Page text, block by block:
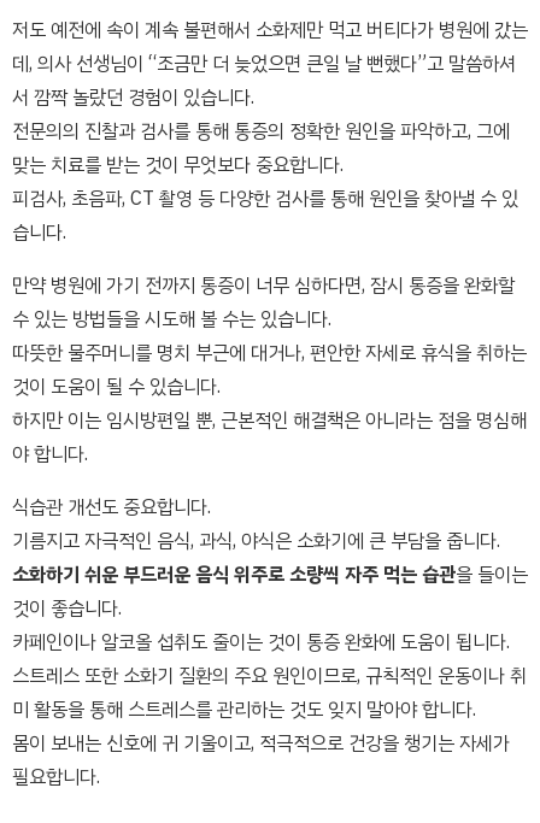
저도 예전에 속이 계속 불편해서 소화제만 먹고 버티다가 병원에 갔는
데, 의사 선생님이 “조금만 더 늦었으면 큰일 날 뻔했다”고 말씀하셔
서 깜짝 놀랐던 경험이 있습니다.
전문의의 진찰과 검사를 통해 통증의 정확한 원인을 파악하고, 그에
맞는 치료를 받는 것이 무엇보다 중요합니다.
피검사, 초음파, CT 촬영 등 다양한 검사를 통해 원인을 찾아낼 수 있
습니다.
만약 병원에 가기 전까지 통증이 너무 심하다면, 잠시 통증을 완화할
수 있는 방법들을 시도해 볼 수는 있습니다.
따뜻한 물주머니를 명치 부근에 대거나, 편안한 자세로 휴식을 취하는
것이 도움이 될 수 있습니다.
하지만 이는 임시방편일 뿐, 근본적인 해결책은 아니라는 점을 명심해
야 합니다.
식습관 개선도 중요합니다.
기름지고 자극적인 음식, 과식, 야식은 소화기에 큰 부담을 줍니다.
소화하기 쉬운 부드러운 음식 위주로 소량씩 자주 먹는 습관을 들이는
것이 좋습니다.
카페인이나 알코올 섭취도 줄이는 것이 통증 완화에 도움이 됩니다.
스트레스 또한 소화기 질환의 주요 원인이므로, 규칙적인 운동이나 취
미 활동을 통해 스트레스를 관리하는 것도 잊지 말아야 합니다.
몸이 보내는 신호에 귀 기울이고, 적극적으로 건강을 챙기는 자세가
필요합니다.